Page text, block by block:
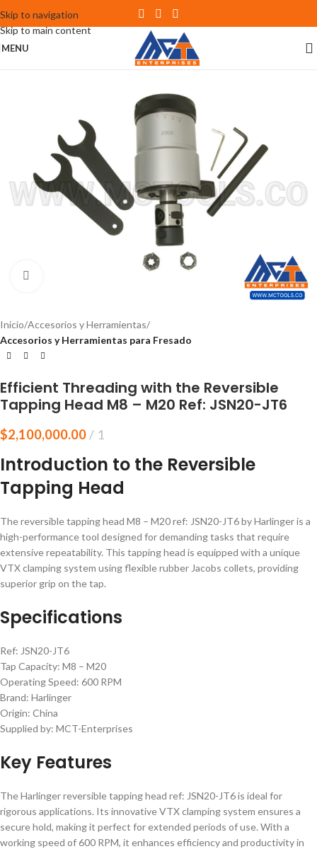
Skip to navigation
Skip to main content
MENU
Inicio Accesorios y Herramientas
Accesorios y Herramientas para Fresado
Efficient Threading with the Reversible
Tapping Head M8 – M20 Ref: JSN20-JT6
$2,100,000.00 1
Introduction to the Reversible
Tapping Head
The reversible tapping head M8 – M20 ref: JSN20-JT6 by Harlinger is a
high-performance tool designed for demanding tasks that require
extensive repeatability. This tapping head is equipped with a unique
VTX clamping system using flexible rubber Jacobs collets, providing
superior grip on the tap.
Specifications
Ref: JSN20-JT6
Tap Capacity: M8 – M20
Operating Speed: 600 RPM
Brand: Harlinger
Origin: China
Supplied by: MCT-Enterprises
Key Features
The Harlinger reversible tapping head ref: JSN20-JT6 is ideal for
rigorous applications. Its innovative VTX clamping system ensures a
secure hold, making it perfect for extended periods of use. With a
working speed of 600 RPM, it enhances efficiency and productivity in